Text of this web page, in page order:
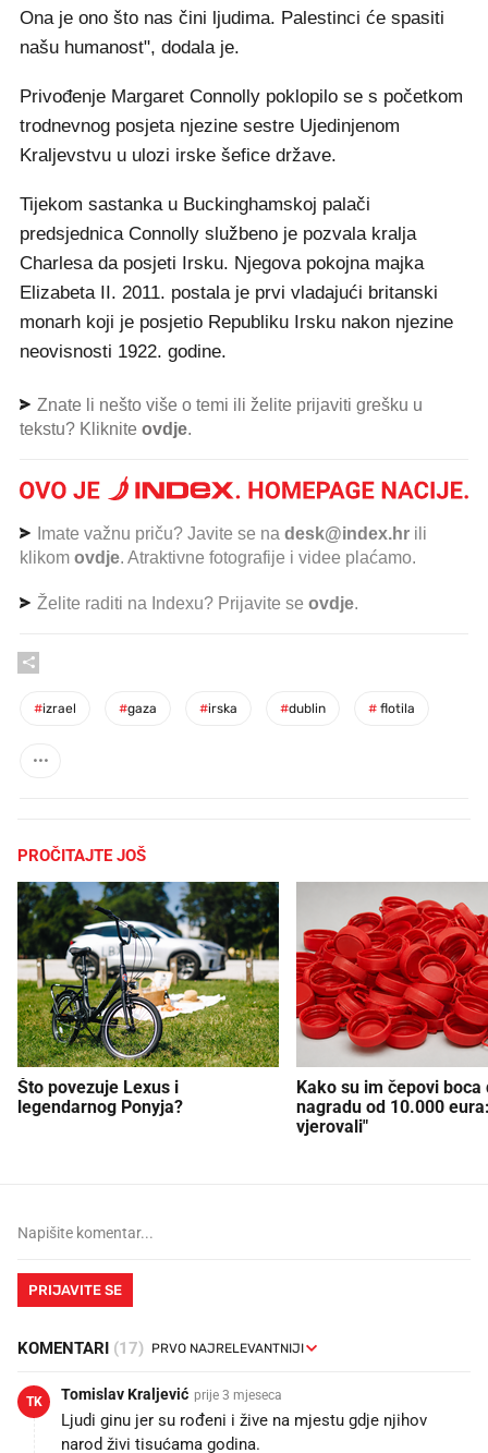
Ona je ono što nas čini ljudima. Palestinci će spasiti
našu humanost", dodala je.
Privođenje Margaret Connolly poklopilo se s početkom
trodnevnog posjeta njezine sestre Ujedinjenom
Kraljevstvu u ulozi irske šefice države.
Tijekom sastanka u Buckinghamskoj palači
predsjednica Connolly službeno je pozvala kralja
Charlesa da posjeti Irsku. Njegova pokojna majka
Elizabeta II. 2011. postala je prvi vladajući britanski
monarh koji je posjetio Republiku Irsku nakon njezine
neovisnosti 1922. godine.
Znate li nešto više o temi ili želite prijaviti grešku u
tekstu? Kliknite ovdje.
Imate važnu priču? Javite se na desk@index.hr ili
klikom ovdje. Atraktivne fotografije i videe plaćamo.
Želite raditi na Indexu? Prijavite se ovdje.
#izrael #gaza #irska #dublin # flotila
PROČITAJTE JOŠ
Što povezuje Lexus i
legendarnog Ponyja?
Kako su im čepovi boca
nagradu od 10.000
vjerovali"
PRIJAVITE SE
KOMENTARI (17)
TK Tomislav Kraljević prije 3 mjeseca
Ljudi ginu jer su rođeni i žive na mjestu gdje njihov
narod živi tisućama godina.